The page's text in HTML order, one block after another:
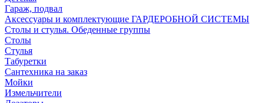
Гараж, подвал
Аксессуары и комплектующие ГАРДЕРОБНОЙ СИСТЕМЫ
Столы и стулья. Обеденные группы
Столы
Стулья
Табуретки
Сантехника на заказ
Мойки
Измельчители